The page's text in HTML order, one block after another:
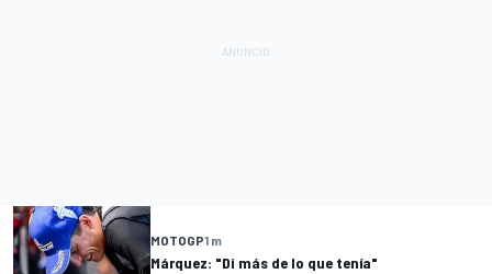
MOTOGP1 m
Márquez: "Di más de lo que tenía"